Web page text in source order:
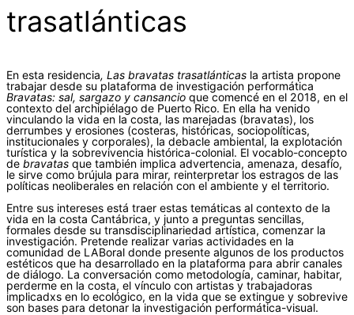
trasatlánticas
En esta residencia, Las bravatas trasatlánticas la artista propone
trabajar desde su plataforma de investigación performática
Bravatas: sal, sargazo y cansancio que comencé en el 2018, en el
contexto del archipiélago de Puerto Rico. En ella ha venido
vinculando la vida en la costa, las marejadas (bravatas), los
derrumbes y erosiones (costeras, históricas, sociopolíticas,
institucionales y corporales), la debacle ambiental, la explotación
turística y la sobrevivencia histórica-colonial. El vocablo-concepto
de bravatas que también implica advertencia, amenaza, desafío,
le sirve como brújula para mirar, reinterpretar los estragos de las
políticas neoliberales en relación con el ambiente y el territorio.
Entre sus intereses está traer estas temáticas al contexto de la
vida en la costa Cantábrica, y junto a preguntas sencillas,
formales desde su transdisciplinariedad artística, comenzar la
investigación. Pretende realizar varias actividades en la
comunidad de LABoral donde presente algunos de los productos
estéticos que ha desarrollado en la plataforma para abrir canales
de diálogo. La conversación como metodología, caminar, habitar,
perderme en la costa, el vínculo con artistas y trabajadoras
implicadxs en lo ecológico, en la vida que se extingue y sobrevive
son bases para detonar la investigación performática-visual.